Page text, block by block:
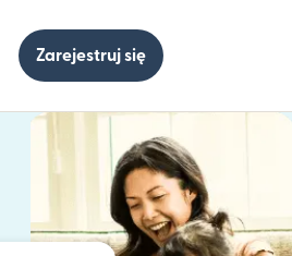
Zarejestruj się